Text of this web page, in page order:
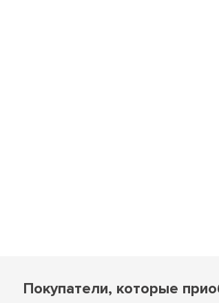
Покупатели, которые